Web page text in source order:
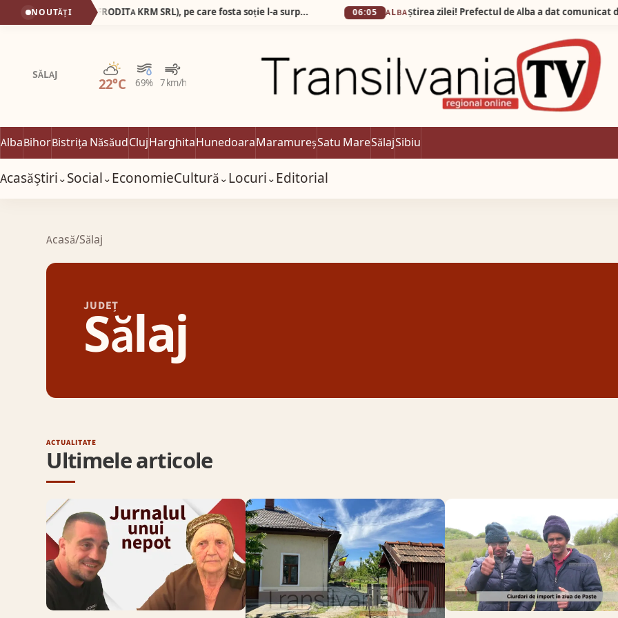
NOUTĂȚI Ginecologul Mostafa Ismail (SC AFRODITA KRM SRL), pe care fosta soție l-a surprins dezbrăcat de la brâu în jos în timp ce consulta o pacientă complet dezbrăcată, a pierdut procesul cu presa! 06:05
SĂLAJ
22°C 69% 7 km/h
Parțial noros
AlbaBihorBistrița NăsăudClujHarghitaHunedoaraMaramureșSatu MareSălajSibiu
AcasăȘtiri⌄Social⌄EconomieCultură⌄Locuri⌄Editorial
Acasă/Sălaj
JUDEȚ
Sălaj
ACTUALITATE
Ultimele articole